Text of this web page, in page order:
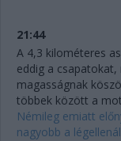
21:44
A 4,3 kilométeres
eddig a
magasságnak
többek között a
Némileg emiatt
nagyobb a